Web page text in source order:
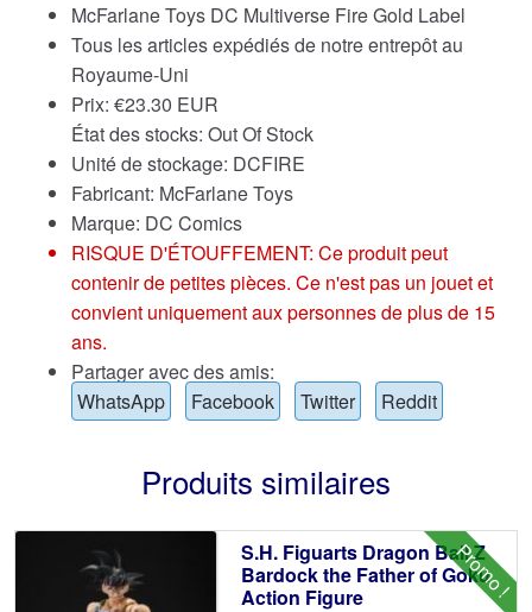
McFarlane Toys DC Multiverse Fire Gold Label
Tous les articles expédiés de notre entrepôt au
Royaume-Uni
Prix: €23.30 EUR
État des stocks: Out Of Stock
Unité de stockage: DCFIRE
Fabricant: McFarlane Toys
Marque: DC Comics
RISQUE D'ÉTOUFFEMENT: Ce produit peut
contenir de petites pièces. Ce n'est pas un jouet et
convient uniquement aux personnes de plus de 15
ans.
Partager avec des amis:
WhatsApp
Facebook Twitter Reddit
Produits similaires
Promo !
S.H. Figuarts Dragon Ball Z
Bardock the Father of Goku
Action Figure